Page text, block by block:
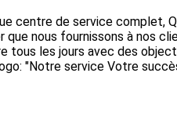
centre de service complet,
que nous fournissons à nos
tous les jours avec des
"Notre service Votre